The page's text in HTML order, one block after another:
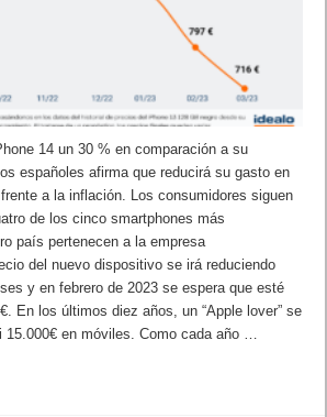
14 un 30 % en comparación a su
españoles afirma que reducirá su gasto en
a la inflación. Los consumidores siguen
de los cinco smartphones más
país pertenecen a la empresa
del nuevo dispositivo se irá reduciendo
y en febrero de 2023 se espera que esté
En los últimos diez años, un “Apple lover” se
15.000€ en móviles. Como cada año …